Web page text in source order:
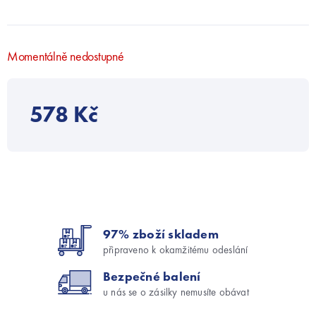
578 Kč
Momentálně nedostupné
97% zboží skladem
připraveno k okamžitému odeslání
Bezpečné balení
u nás se o zásilky nemusíte obávat